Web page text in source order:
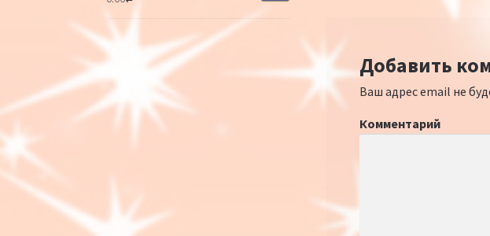
Добавить
Ваш адрес email не
Комментарий